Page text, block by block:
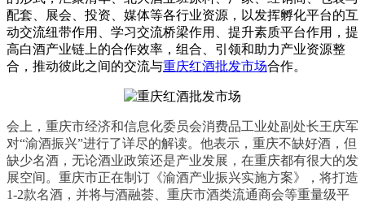
配套、展会、投资、媒体等各行业资源，以发挥孵化平台的互
动交流纽带作用、学习交流桥梁作用、提升素质平台作用，提
高白酒产业链上的合作效率，组合、引领和助力产业资源整
合，推动彼此之间的交流与重庆红酒批发市场合作。
会上，重庆市经济和信息化委员会消费品工业处副处长王庆军
对“渝酒振兴”进行了详尽的解读。他表示，重庆不缺好酒，但
缺少名酒，无论酒业政策还是产业发展，在重庆都有很大的发
展空间。重庆市正在制订《渝酒产业振兴实施方案》，将打造
1-2款名酒，并将与酒融荟、重庆市酒类流通商会等重量级平